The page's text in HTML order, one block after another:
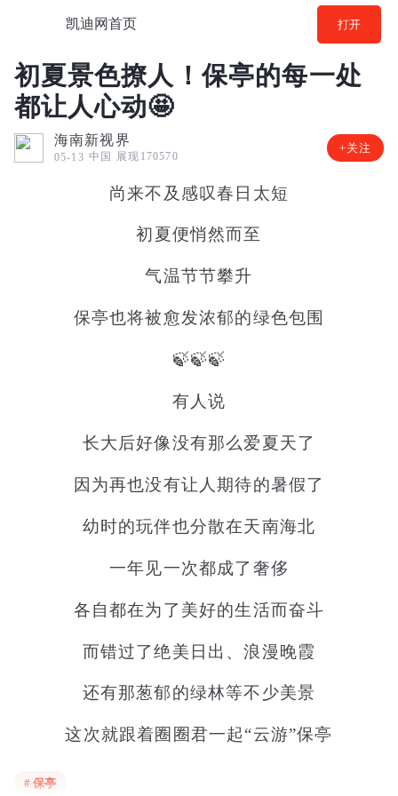
凯迪网首页 打开
初夏景色撩人！保亭的每一处
都让人心动🤩
海南新视界
05-13 中国 展现170570
+关注
尚来不及感叹春日太短
初夏便悄然而至
气温节节攀升
保亭也将被愈发浓郁的绿色包围
🍃🍃🍃
有人说
长大后好像没有那么爱夏天了
因为再也没有让人期待的暑假了
幼时的玩伴也分散在天南海北
一年见一次都成了奢侈
各自都在为了美好的生活而奋斗
而错过了绝美日出、浪漫晚霞
还有那葱郁的绿林等不少美景
这次就跟着圈圈君一起“云游”保亭
# 保亭